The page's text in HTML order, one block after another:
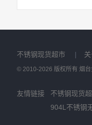
不锈钢现货超市 |
© 2010-2026 版权所有 烟
友情链接
不锈钢现货
904L不锈钢